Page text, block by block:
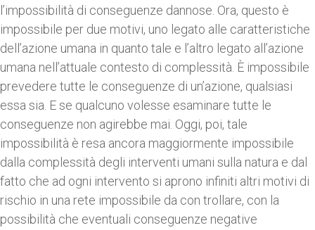
l’impossibilità di conseguenze dannose. Ora, questo è
impossibile per due motivi, uno legato alle caratteristiche
dell’azione umana in quanto tale e l’altro legato all’azione
umana nell’attuale contesto di complessità. È impossibile
prevedere tutte le conseguenze di un’azione, qualsiasi
essa sia. E se qualcuno volesse esaminare tutte le
conseguenze non agirebbe mai. Oggi, poi, tale
impossibilità è resa ancora maggiormente impossibile
dalla complessità degli interventi umani sulla natura e dal
fatto che ad ogni intervento si aprono infiniti altri motivi di
rischio in una rete impossibile da con trollare, con la
possibilità che eventuali conseguenze negative